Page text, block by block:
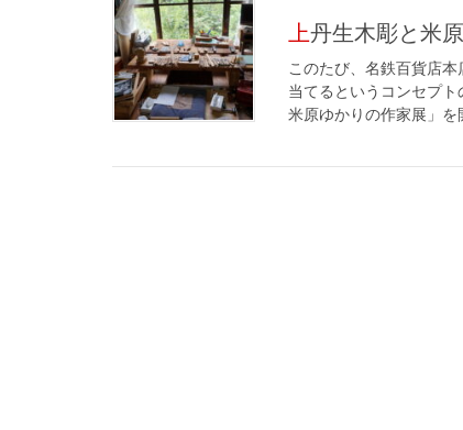
上丹生木彫と
このたび、名鉄百貨店
当てるというコンセプ
米原ゆかりの作家展」